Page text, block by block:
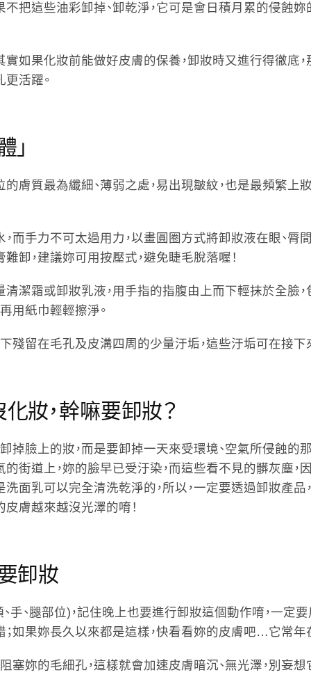
不把這些油彩卸掉、卸乾淨，它可是會日積月累的侵蝕
如果化妝前能做好皮膚的保養，卸妝時又進行得徹底
更活躍。
」
膚質最為纖細、薄弱之處，易出現皺紋，也是最頻繁上
而手力不可太過用力，以畫圓圈方式將卸妝液在眼、脣
卸，建議妳可用按壓式，避免睫毛脫落喔！
清潔霜或卸妝乳液，用手指的指腹由上而下輕抹於全臉
用紙巾輕輕擦淨。
下殘留在毛孔及皮溝四周的少量汙垢，這些汙垢可在
妝，幹嘛要卸妝？
掉臉上的妝，而是要卸掉一天來受環境、空氣所侵蝕的
街道上，妳的臉早已受汙染，而這些看不見的髒灰塵，
面乳可以完全清洗乾淨的，所以，一定要透過卸妝產品
皮膚越來越沒光澤的唷！
卸妝
手、腿部位)，記住晚上也要進行卸妝這個動作唷，一定
如果妳長久以來都是這樣，快看看妳的皮膚吧…它常
妳的毛細孔，這樣就會加速皮膚暗沉、無光澤，別妄